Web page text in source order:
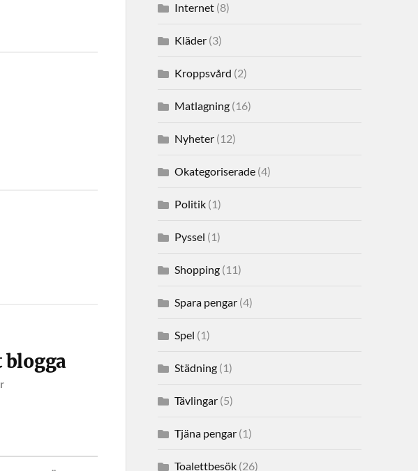
blogga
Internet(8)
Kläder(3)
Kroppsvård (2)
Matlagning(16)
Nyheter(12)
Okategoriserade(4)
Politik(1)
Pyssel (1)
Shopping(11)
Spara pengar(4)
Spel (1)
Städning(1)
Tävlingar(5)
Tjäna pengar(1)
Toalettbesök(26)